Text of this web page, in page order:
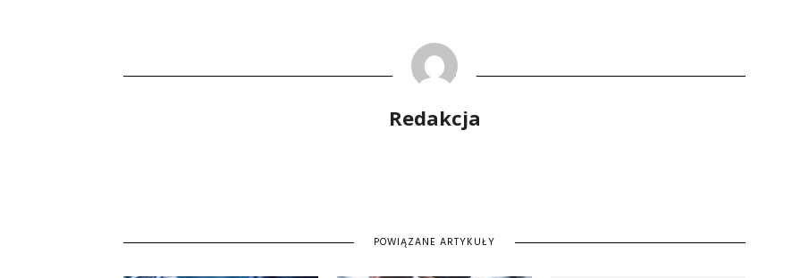
Redakcja
POWIĄZANE ARTYKUŁY